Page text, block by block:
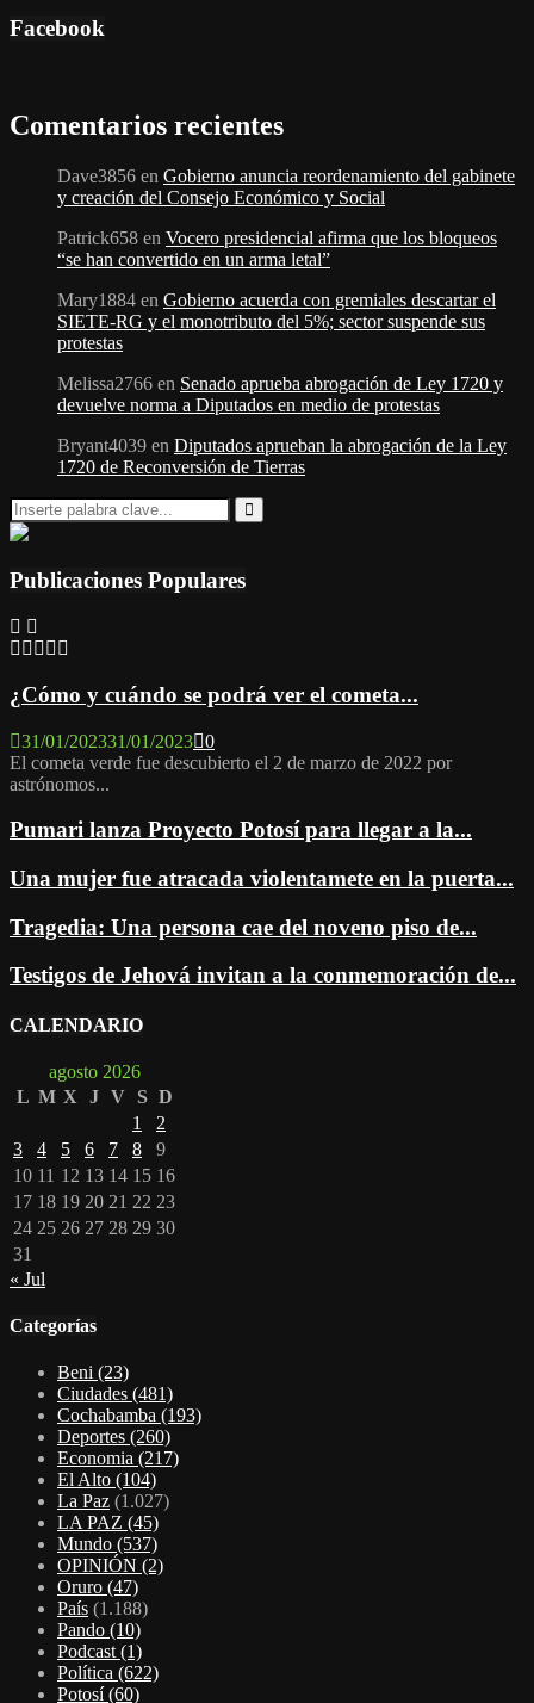
Facebook
Comentarios recientes
Dave3856 en Gobierno anuncia reordenamiento del gabinete
y creación del Consejo Económico y Social
Patrick658 en Vocero presidencial afirma que los bloqueos
“se han convertido en un arma letal”
Mary1884 en Gobierno acuerda con gremiales descartar el
SIETE-RG y el monotributo del 5%; sector suspende sus
protestas
Melissa2766 en Senado aprueba abrogación de Ley 1720 y
devuelve norma a Diputados en medio de protestas
Bryant4039 en Diputados aprueban la abrogación de la Ley
1720 de Reconversión de Tierras
Search
for:
Search
Publicaciones Populares
¿Cómo y cuándo se podrá ver el cometa...
31/01/202331/01/2023 0
El cometa verde fue descubierto el 2 de marzo de 2022 por
astrónomos...
Pumari lanza Proyecto Potosí para llegar a la...
Una mujer fue atracada violentamete en la puerta...
Tragedia: Una persona cae del noveno piso de...
Testigos de Jehová invitan a la conmemoración de...
CALENDARIO
agosto 2026
L M X J V S D
1
2
3
4 5 6 7 8
9
10 11 12 13 14 15 16
17 18 19 20 21 22 23
24 25 26 27 28 29 30
31
« Jul
Categorías
Beni (23)
Ciudades (481)
Cochabamba (193)
Deportes (260)
Economia (217)
El Alto (104)
La Paz (1.027)
LA PAZ (45)
Mundo (537)
OPINIÓN (2)
Oruro (47)
País (1.188)
Pando (10)
Podcast(1)
Política (622)
Potosí (60)